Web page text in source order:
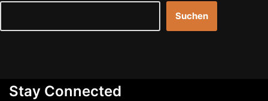
Suchen
Stay Connected